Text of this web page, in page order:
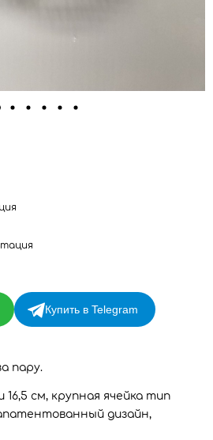
Купить в Telegram
пару.
см, крупная ячейка тип
дизайн,